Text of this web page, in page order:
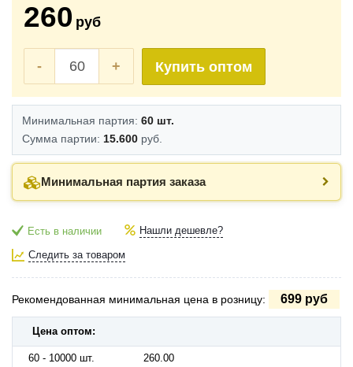
260 руб
- + Купить оптом
Минимальная партия: 60 шт.
Сумма партии: 15.600 руб.
Минимальная партия заказа
Есть в наличии Нашли дешевле?
Следить за товаром
Рекомендованная минимальная цена в розницу: 699 руб
Цена оптом:
60 - 10000 шт. 260.00